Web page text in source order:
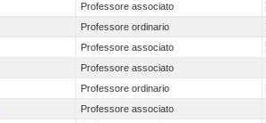
Professore associato
Professore ordinario
Professore associato
Professore associato
Professore ordinario
Professore associato